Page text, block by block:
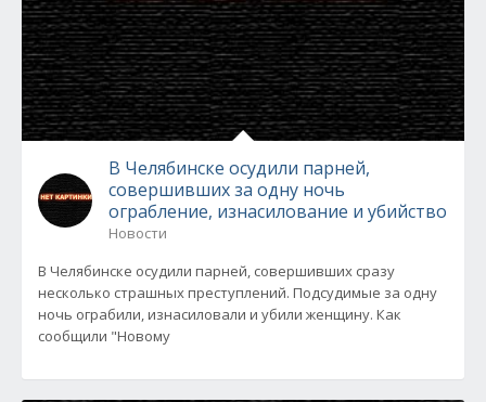
В Челябинске осудили парней,
совершивших за одну ночь
ограбление, изнасилование и убийство
Новости
В Челябинске осудили парней, совершивших сразу
несколько страшных преступлений. Подсудимые за одну
ночь ограбили, изнасиловали и убили женщину. Как
сообщили "Новому